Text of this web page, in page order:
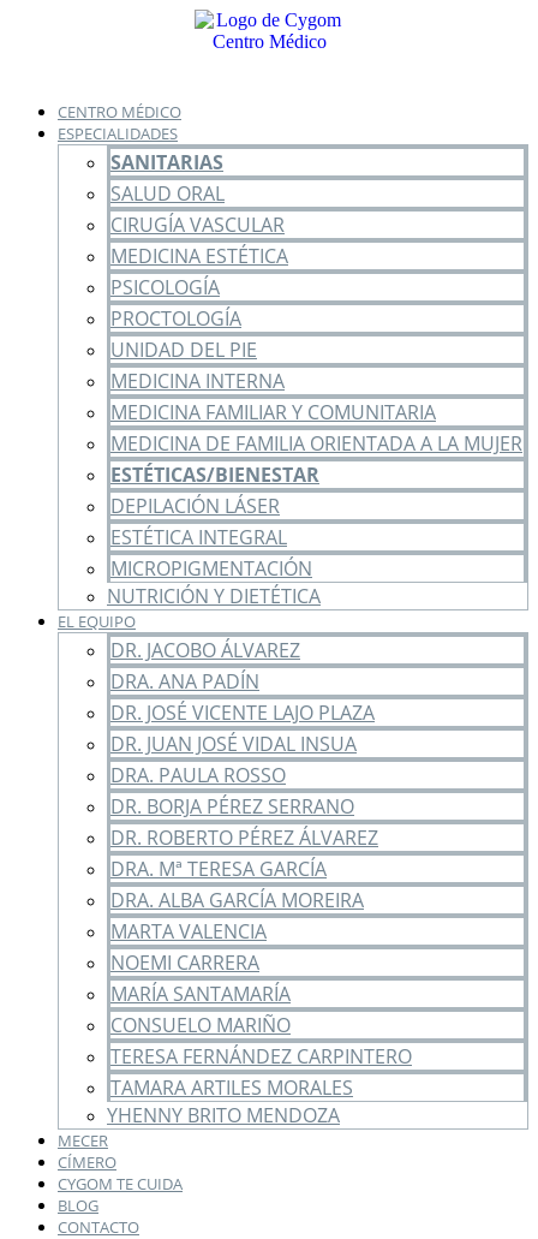
CENTRO MÉDICO
ESPECIALIDADES
SANITARIAS
SALUD ORAL
CIRUGÍA VASCULAR
MEDICINA ESTÉTICA
PSICOLOGÍA
PROCTOLOGÍA
UNIDAD DEL PIE
MEDICINA INTERNA
MEDICINA FAMILIAR Y COMUNITARIA
MEDICINA DE FAMILIA ORIENTADA A LA MUJER
ESTÉTICAS/BIENESTAR
DEPILACIÓN LÁSER
ESTÉTICA INTEGRAL
MICROPIGMENTACIÓN
NUTRICIÓN Y DIETÉTICA
EL EQUIPO
DR. JACOBO ÁLVAREZ
DRA. ANA PADÍN
DR. JOSÉ VICENTE LAJO PLAZA
DR. JUAN JOSÉ VIDAL INSUA
DRA. PAULA ROSSO
DR. BORJA PÉREZ SERRANO
DR. ROBERTO PÉREZ ÁLVAREZ
DRA. Mª TERESA GARCÍA
DRA. ALBA GARCÍA MOREIRA
MARTA VALENCIA
NOEMI CARRERA
MARÍA SANTAMARÍA
CONSUELO MARIÑO
TERESA FERNÁNDEZ CARPINTERO
TAMARA ARTILES MORALES
YHENNY BRITO MENDOZA
MECER
CÍMERO
CYGOM TE CUIDA
BLOG
CONTACTO